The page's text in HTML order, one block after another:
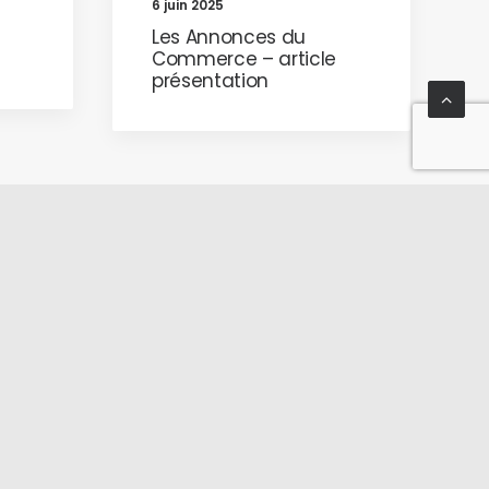
6 juin 2025
Les Annonces du
Commerce – article
présentation